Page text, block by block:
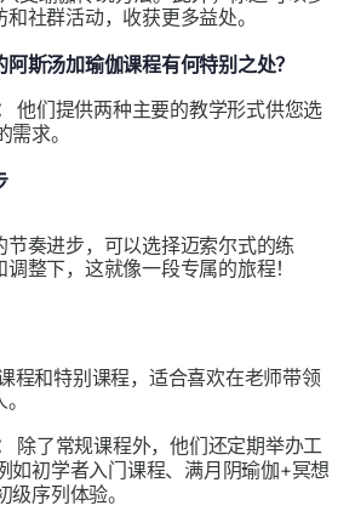
社群活动，收获更多益处。
斯汤加瑜伽课程有何特别之处？
他们提供两种主要的教学形式供您选
求。
节奏进步，可以选择迈索尔式的练
整下，这就像一段专属的旅程！
程和特别课程，适合喜欢在老师带领
除了常规课程外，他们还定期举办工
如初学者入门课程、满月阴瑜伽+冥想
级序列体验。